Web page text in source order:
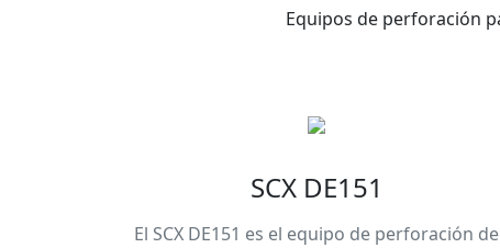
Equipos de perforación
SCX DE151
El SCX DE151 es el equipo de perforación de